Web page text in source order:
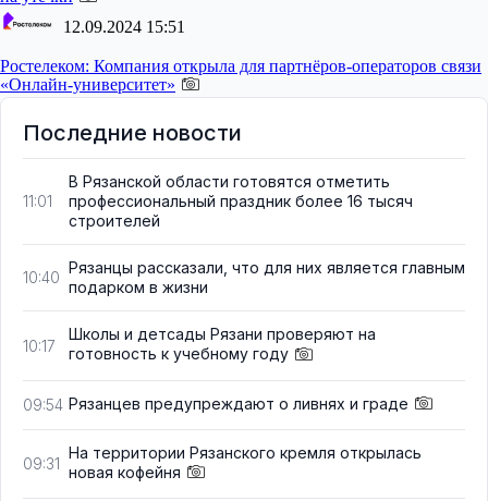
12.09.2024 15:51
Ростелеком: Компания открыла для партнёров-операторов связи
«Онлайн-университет»
Последние новости
11:01
В Рязанской области готовятся отметить
профессиональный праздник более 16 тысяч
строителей
10:40
Рязанцы рассказали, что для них является главным
подарком в жизни
10:17
Школы и детсады Рязани проверяют на
готовность к учебному году
09:54 Рязанцев предупреждают о ливнях и граде
09:31
На территории Рязанского кремля открылась
новая кофейня